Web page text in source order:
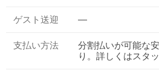
ゲスト送迎 ―
支払い方法
分割払いが可能な
り。詳しくはスタ